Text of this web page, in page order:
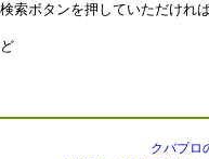
索ボタンを押していただけれ
クバプロ